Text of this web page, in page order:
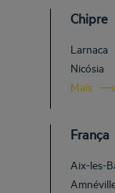
Chipre
Larnaca
Nicósia
Mais
França
Aix-les-